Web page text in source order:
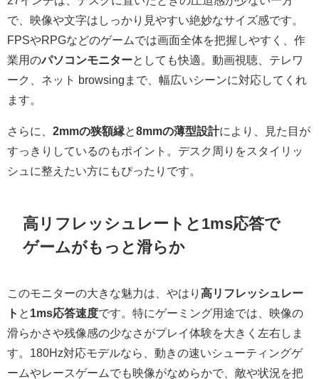
で、映像や文字はしっかり見やすい絶妙なサイズ感です。
FPSやRPGなどのゲームでは画面全体を把握しやすく、作
業用のパソコンモニターとしても快適。動画視聴、テレワ
ーク、ネット browsingまで、幅広いシーンに対応してくれ
ます。
さらに、 2mmの狭額縁と8mmの薄型設計により、見た目が
すっきりしているのもポイント。デスク周りをスタイリッ
シュに整えたい方にもぴったりです。
高リフレッシュレートと1ms応答で
ゲームがもっと滑らか
このモニターの大きな魅力は、やはり 高リフレッシュレー
ト と 1ms応答速度です。特にゲーミング用途では、映像の
滑らかさや残像感の少なさがプレイ体験を大きく左右しま
す。180Hz対応モデルなら、動きの速いシューティングゲ
ームやレースゲームでも映像がなめらかで、敵や状況を把